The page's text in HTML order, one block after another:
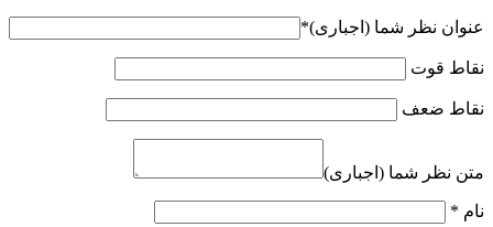
عنوان نظر شما (اجباری)*
نقاط قوت
نقاط ضعف
متن نظر شما (اجباری)
نام *